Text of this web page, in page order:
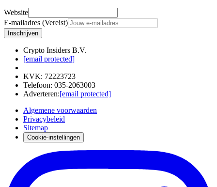
Website
E-mailadres (Vereist)
Inschrijven
Crypto Insiders B.V.
[email protected]
KVK: 72223723
Telefoon: 035-2063003
Adverteren:[email protected]
Algemene voorwaarden
Privacybeleid
Sitemap
Cookie-instellingen